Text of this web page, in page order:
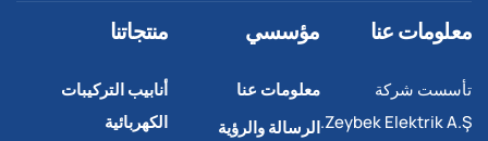
معلومات عنا
تأسست شركة
Zeybek Elektrik A.Ş.
مؤسسي
معلومات عنا
الرسالة والرؤية
منتجاتنا
أنابيب التركيبات
الكهربائية